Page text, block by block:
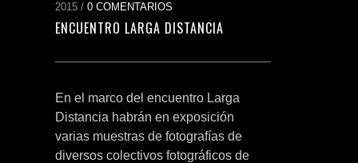
2015 / 0 COMENTARIOS
ENCUENTRO LARGA DISTANCIA
En el marco del encuentro Larga
Distancia habrán en exposición
varias muestras de fotografías de
diversos colectivos fotográficos de